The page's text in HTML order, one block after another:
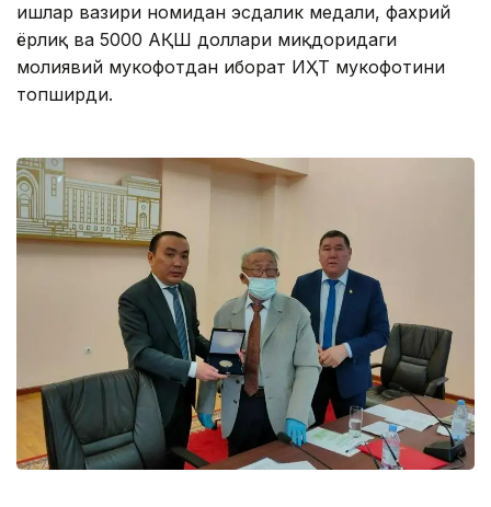
ишлар вазири номидан эсдалик медали, фахрий
ёрлиқ ва 5000 АҚШ доллари миқдоридаги
молиявий мукофотдан иборат ИҲТ мукофотини
топширди.